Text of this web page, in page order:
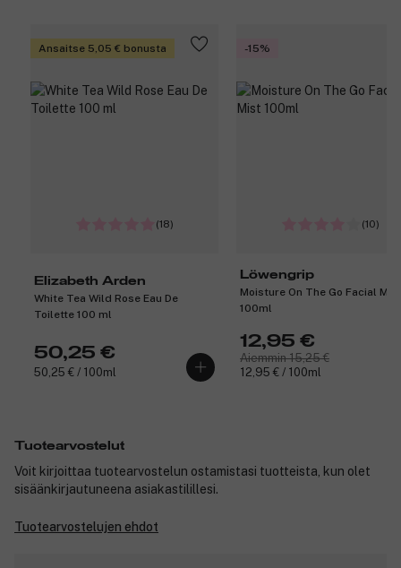
Ansaitse 5,05 € bonusta
(18)
Elizabeth Arden
White Tea Wild Rose Eau De
Toilette 100 ml
50,25 €
50,25 € / 100ml
-15%
(10)
Löwengrip
Moisture On The Go Facial Mist
100ml
12,95 €
Aiemmin 15,25 €
12,95 € / 100ml
Tuotearvostelut
Voit kirjoittaa tuotearvostelun ostamistasi tuotteista, kun olet
sisäänkirjautuneena asiakastilillesi.
Tuotearvostelujen ehdot